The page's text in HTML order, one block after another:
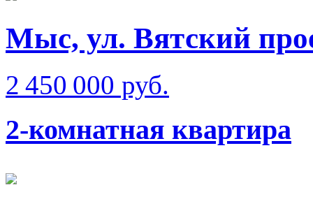
Мыс, ул. Вятский
2 450 000 руб.
2-комнатная квартира